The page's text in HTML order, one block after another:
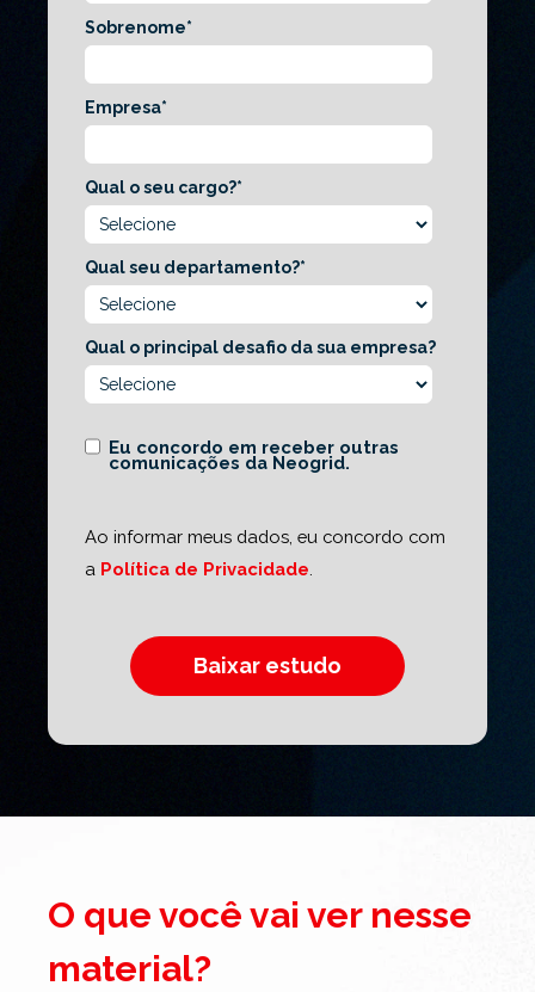
Sobrenome*
Empresa*
Qual o seu cargo?*
Qual seu departamento?*
Qual o principal desafio da sua empresa?
Eu concordo em receber outras
comunicações da Neogrid.
Ao informar meus dados, eu concordo com
a Política de Privacidade
O que você vai ver nesse
material?